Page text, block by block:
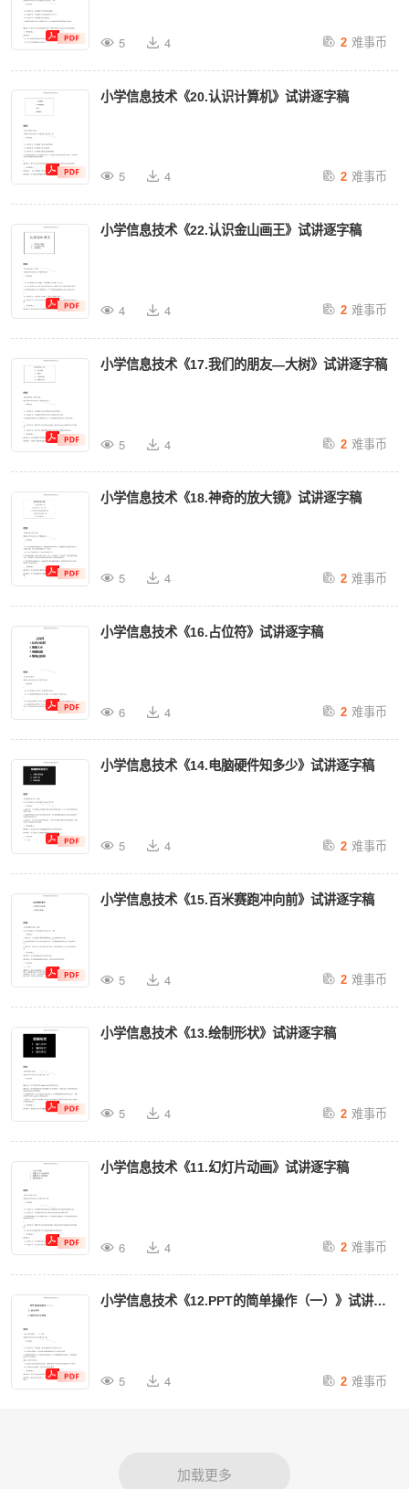
5 4 2 难事币
小学信息技术《20.认识计算机》试讲逐字稿
5 4 2 难事币
小学信息技术《22.认识金山画王》试讲逐字稿
4 4 2 难事币
小学信息技术《17.我们的朋友—大树》试讲逐字稿
5 4 2 难事币
小学信息技术《18.神奇的放大镜》试讲逐字稿
5 4 2 难事币
小学信息技术《16.占位符》试讲逐字稿
6 4 2 难事币
小学信息技术《14.电脑硬件知多少》试讲逐字稿
5 4 2 难事币
小学信息技术《15.百米赛跑冲向前》试讲逐字稿
5 4 2 难事币
小学信息技术《13.绘制形状》试讲逐字稿
5 4 2 难事币
小学信息技术《11.幻灯片动画》试讲逐字稿
6 4 2 难事币
小学信息技术《12.PPT的简单操作（一）》试讲逐
5 4 2 难事币
加载更多